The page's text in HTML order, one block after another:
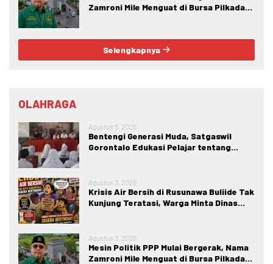
Zamroni Mile Menguat di Bursa Pilkada
Selengkapnya
OLAHRAGA
Agustus 5, 2026
Bentengi Generasi Muda, Satgaswil
Gorontalo Edukasi Pelajar tentang
Agustus 3, 2026
Krisis Air Bersih di Rusunawa Buliide Tak
Kunjung Teratasi, Warga Minta Dinas
Agustus 3, 2026
Mesin Politik PPP Mulai Bergerak, Nama
Zamroni Mile Menguat di Bursa Pilkada